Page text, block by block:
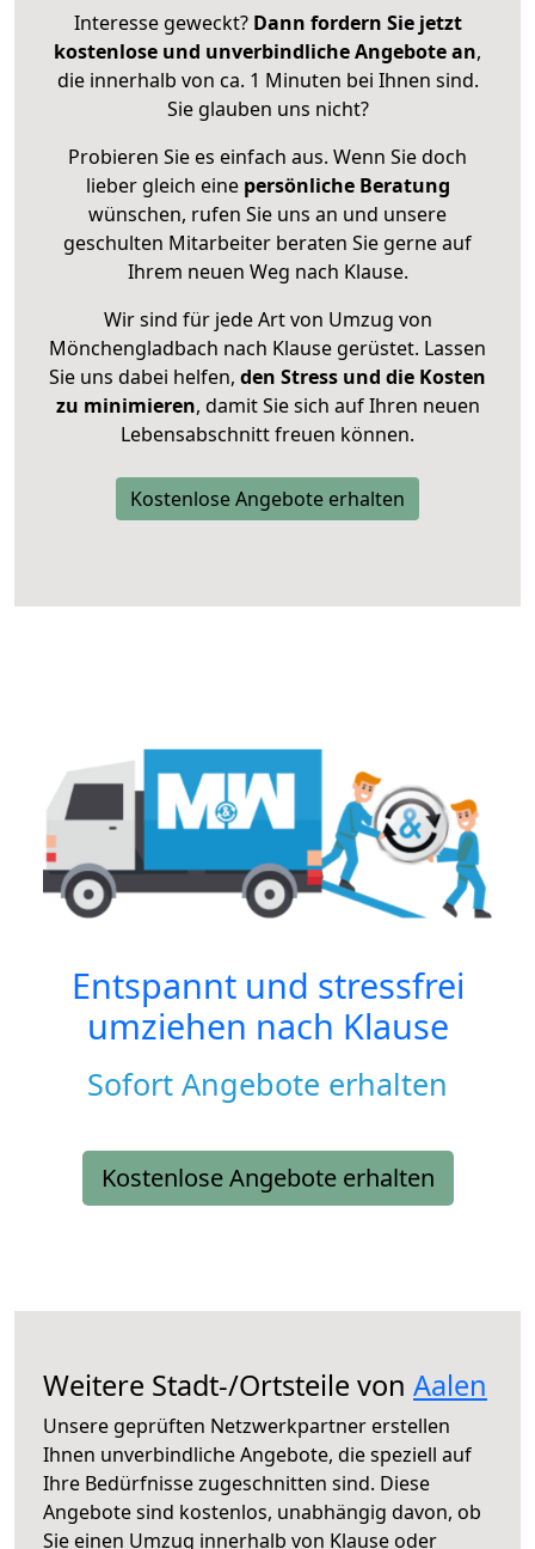
Interesse geweckt? Dann fordern Sie jetzt
kostenlose und unverbindliche Angebote an,
die innerhalb von ca. 1 Minuten bei Ihnen sind.
Sie glauben uns nicht?
Probieren Sie es einfach aus. Wenn Sie doch
lieber gleich eine persönliche Beratung
wünschen, rufen Sie uns an und unsere
geschulten Mitarbeiter beraten Sie gerne auf
Ihrem neuen Weg nach Klause.
Wir sind für jede Art von Umzug von
Mönchengladbach nach Klause gerüstet. Lassen
Sie uns dabei helfen, den Stress und die Kosten
zu minimieren, damit Sie sich auf Ihren neuen
Lebensabschnitt freuen können.
Kostenlose Angebote erhalten
Entspannt und stressfrei
umziehen nach Klause
Sofort Angebote erhalten
Kostenlose Angebote erhalten
Weitere Stadt-/Ortsteile von Aalen
Unsere geprüften Netzwerkpartner erstellen
Ihnen unverbindliche Angebote, die speziell auf
Ihre Bedürfnisse zugeschnitten sind. Diese
Angebote sind kostenlos, unabhängig davon, ob
Sie einen Umzug innerhalb von Klause oder